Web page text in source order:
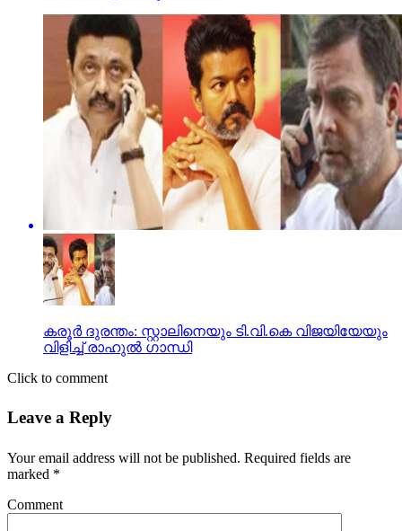
കരൂര്‍ ദുരന്തം: സ്റ്റാലിനെയും ടി.വി.കെ വിജയിയേയും
വിളിച്ച് രാഹുല്‍ ഗാന്ധി
Click to comment
Leave a Reply
Your email address will not be published. Required fields are
marked *
Comment